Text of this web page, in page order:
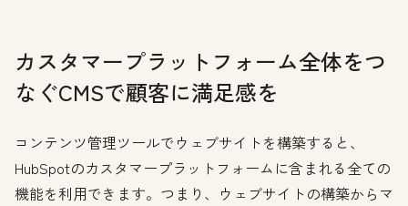
カスタマープラットフォーム全体をつ
なぐCMSで顧客に満足感を
コンテンツ管理ツールでウェブサイトを構築すると、
HubSpotのカスタマープラットフォームに含まれる全ての
機能を利用できます。つまり、ウェブサイトの構築からマ